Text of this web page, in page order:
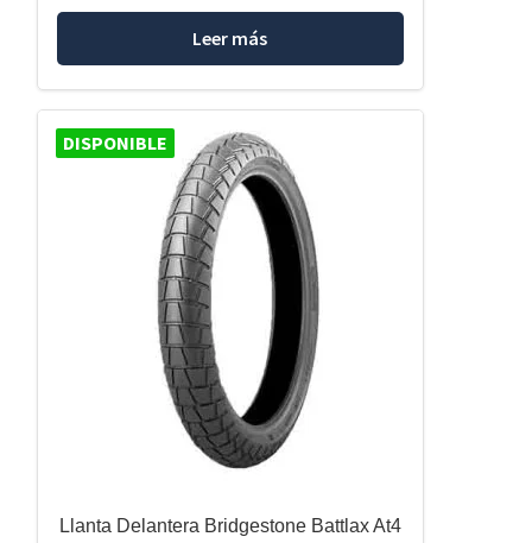
Leer más
DISPONIBLE
Llanta Delantera Bridgestone Battlax At4